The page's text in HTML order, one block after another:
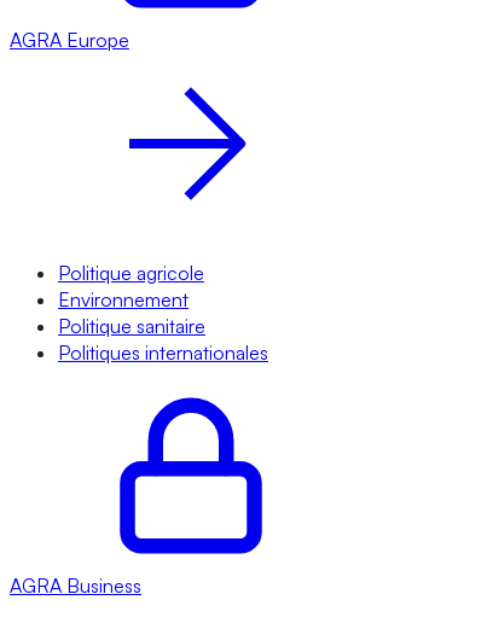
AGRA Europe
Politique agricole
Environnement
Politique sanitaire
Politiques internationales
AGRA Business